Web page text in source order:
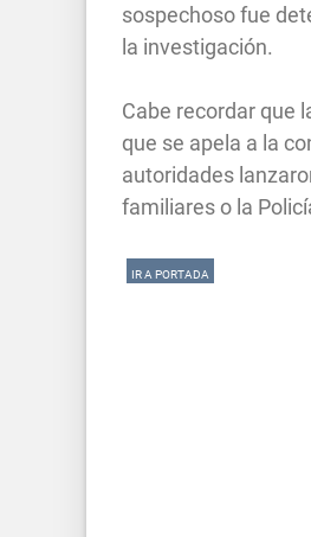
sospechoso fue
la investigación.
Cabe recordar que
que se apela a la
autoridades
familiares o la
IR A PORTADA